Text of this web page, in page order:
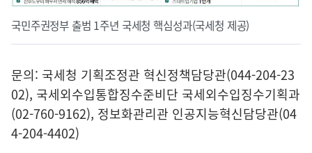
국민주권정부 출범 1주년 국세청 핵심성과(국세청 제공)
문의: 국세청 기획조정관 혁신정책담당관(044-204-23
02), 국세외수입통합징수준비단 국세외수입징수기획과
(02-760-9162), 정보화관리관 인공지능혁신담당관(04
4-204-4402)